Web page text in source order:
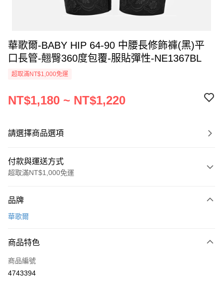
華歌爾-BABY HIP 64-90 中腰長修飾褲(黑)平
口長管-翹臀360度包覆-服貼彈性-NE1367BL
超取滿NT$1,000免運
NT$1,180 ~ NT$1,220
請選擇商品選項
付款與運送方式
超取滿NT$1,000免運
信用卡一次付款
LINE Pay
街口支付
品牌
華歌爾
商品特色
商品編號
4743394